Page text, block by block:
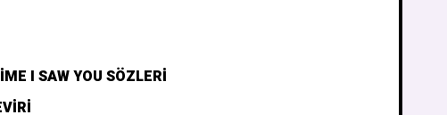
I SAW YOU SÖZLERI